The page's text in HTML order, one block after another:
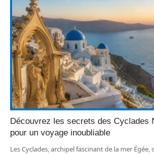
Découvrez les secrets des Cyclades
pour un voyage inoubliable
Les Cyclades, archipel fascinant de la mer